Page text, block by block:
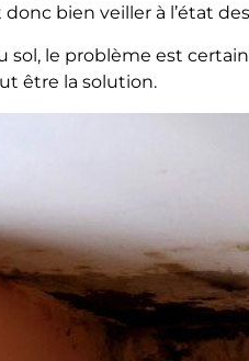
donc bien veiller à l’état
sol, le problème est
être la solution.